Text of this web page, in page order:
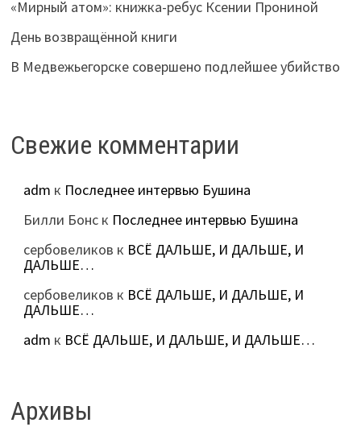
«Мирный атом»: книжка-ребус Ксении Прониной
День возвращённой книги
В Медвежьегорске совершено подлейшее убийство
Свежие комментарии
adm к Последнее интервью Бушина
Билли Бонск Последнее интервью Бушина
сербовеликов к ВСЁ ДАЛЬШЕ, И ДАЛЬШЕ, И
ДАЛЬШЕ…
сербовеликов к ВСЁ ДАЛЬШЕ, И ДАЛЬШЕ, И
ДАЛЬШЕ…
adm к ВСЁ ДАЛЬШЕ, И ДАЛЬШЕ, И ДАЛЬШЕ…
Архивы